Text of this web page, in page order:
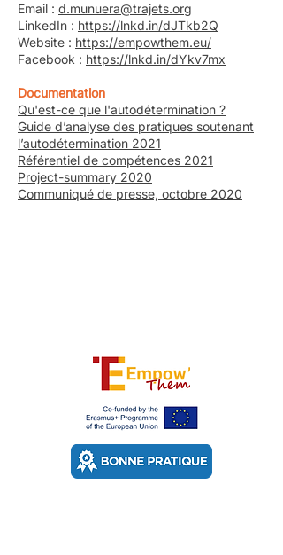
Email : d.munuera@trajets.org
LinkedIn : https://lnkd.in/dJTkb2Q
Website : https://empowthem.eu/
Facebook : https://lnkd.in/dYkv7mx
Documentation
Qu'est-ce que l'autodétermination ?
Guide d’analyse des pratiques soutenant
l’autodétermination 2021
Référentiel de compétences 2021
Project-summary 2020
Communiqué de presse, octobre 2020